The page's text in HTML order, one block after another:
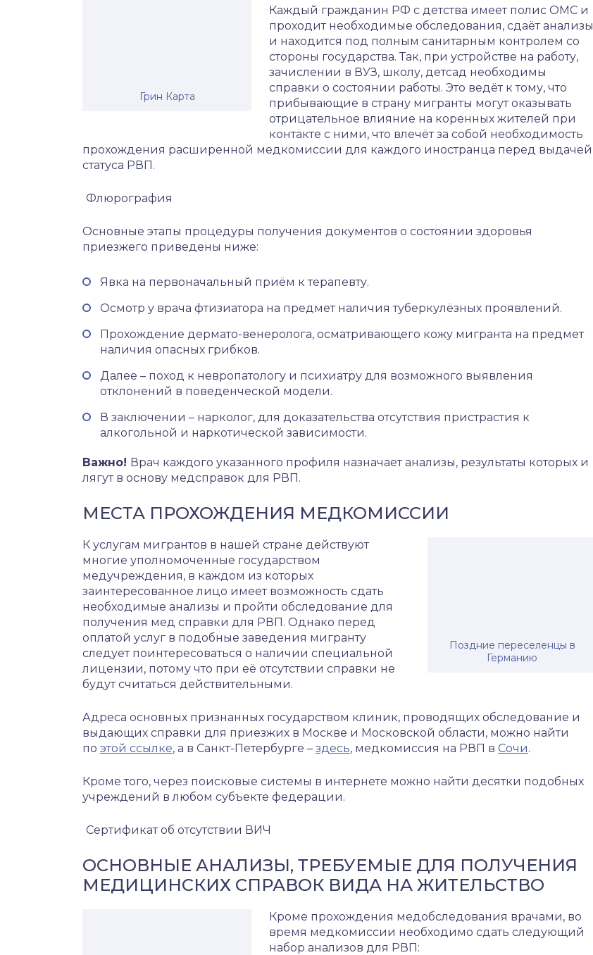
Грин Карта
Каждый гражданин РФ с детства имеет полис ОМС и
проходит необходимые обследования, сдаёт анализы
и находится под полным санитарным контролем со
стороны государства. Так, при устройстве на работу,
зачислении в ВУЗ, школу, детсад необходимы
справки о состоянии работы. Это ведёт к тому, что
прибывающие в страну мигранты могут оказывать
отрицательное влияние на коренных жителей при
контакте с ними, что влечёт за собой необходимость
прохождения расширенной медкомиссии для каждого иностранца перед выдачей
статуса РВП.
Флюрография
Основные этапы процедуры получения документов о состоянии здоровья
приезжего приведены ниже:
Явка на первоначальный приём к терапевту.
Осмотр у врача фтизиатора на предмет наличия туберкулёзных проявлений.
Прохождение дермато-венеролога, осматривающего кожу мигранта на предмет
наличия опасных грибков.
Далее – поход к невропатологу и психиатру для возможного выявления
отклонений в поведенческой модели.
В заключении – нарколог, для доказательства отсутствия пристрастия к
алкогольной и наркотической зависимости.
Важно! Врач каждого указанного профиля назначает анализы, результаты которых и
лягут в основу медсправок для РВП.
МЕСТА ПРОХОЖДЕНИЯ МЕДКОМИССИИ
Поздние переселенцы в
Германию
К услугам мигрантов в нашей стране действуют
многие уполномоченные государством
медучреждения, в каждом из которых
заинтересованное лицо имеет возможность сдать
необходимые анализы и пройти обследование для
получения мед справки для РВП. Однако перед
оплатой услуг в подобные заведения мигранту
следует поинтересоваться о наличии специальной
лицензии, потому что при её отсутствии справки не
будут считаться действительными.
Адреса основных признанных государством клиник, проводящих обследование и
выдающих справки для приезжих в Москве и Московской области, можно найти
по этой ссылке, а в Санкт-Петербурге – здесь, медкомиссия на РВП в Сочи.
Кроме того, через поисковые системы в интернете можно найти десятки подобных
учреждений в любом субъекте федерации.
Сертификат об отсутствии ВИЧ
ОСНОВНЫЕ АНАЛИЗЫ, ТРЕБУЕМЫЕ ДЛЯ ПОЛУЧЕНИЯ
МЕДИЦИНСКИХ СПРАВОК ВИДА НА ЖИТЕЛЬСТВО
Кроме прохождения медобследования врачами, во
время медкомиссии необходимо сдать следующий
набор анализов для РВП: